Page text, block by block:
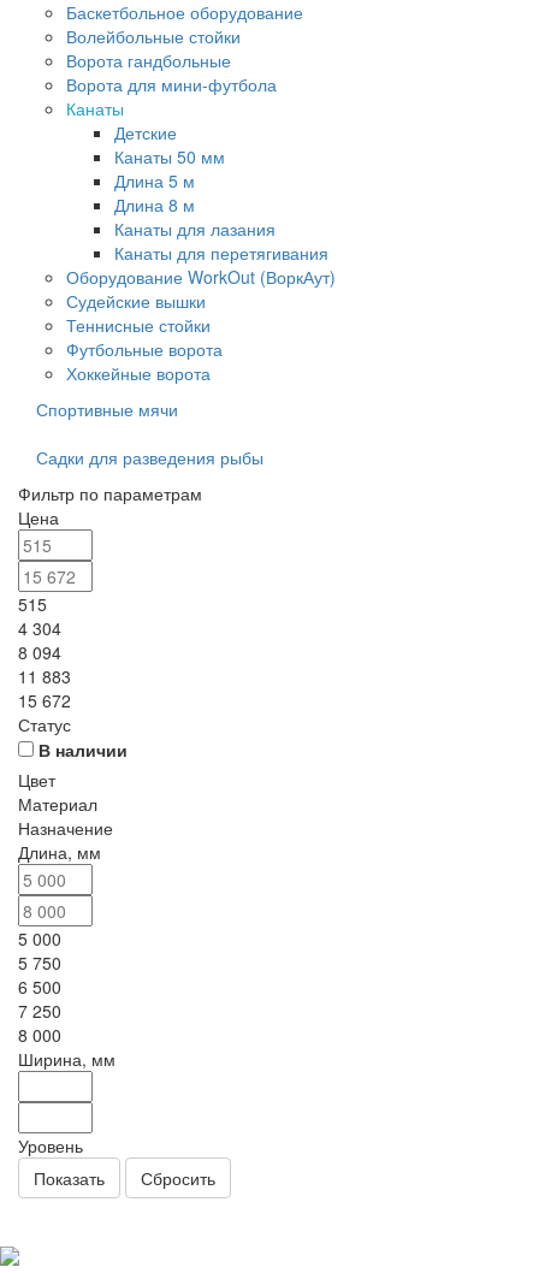
Баскетбольное оборудование
Волейбольные стойки
Ворота гандбольные
Ворота для мини-футбола
Канаты
Детские
Канаты 50 мм
Длина 5 м
Длина 8 м
Канаты для лазания
Канаты для перетягивания
Оборудование WorkOut (ВоркАут)
Судейские вышки
Теннисные стойки
Футбольные ворота
Хоккейные ворота
Спортивные мячи
Садки для разведения рыбы
Фильтр по параметрам
Цена
515
4 304
8 094
11 883
15 672
Статус
В наличии
Цвет
Материал
Назначение
Длина, мм
5 000
5 750
6 500
7 250
8 000
Ширина, мм
Уровень
Сбросить